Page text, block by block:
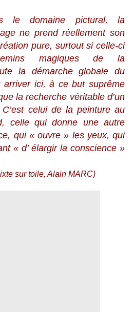
le domaine pictural, la
ne prend réellement son
pure, surtout si celle-ci
magiques de la
la démarche globale du
arriver ici, à ce but suprême
la recherche véritable d’un
celui de la peinture au
celle qui donne une autre
qui « ouvre » les yeux, qui
« d’ élargir la conscience »
sur toile, Alain MARC)